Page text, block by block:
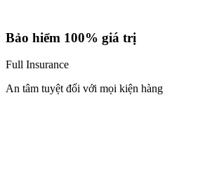
Bảo hiểm 100% giá trị
Full Insurance
An tâm tuyệt đối với mọi kiện hàng